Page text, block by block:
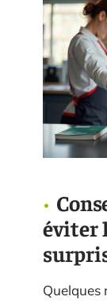
éviter
Quelques